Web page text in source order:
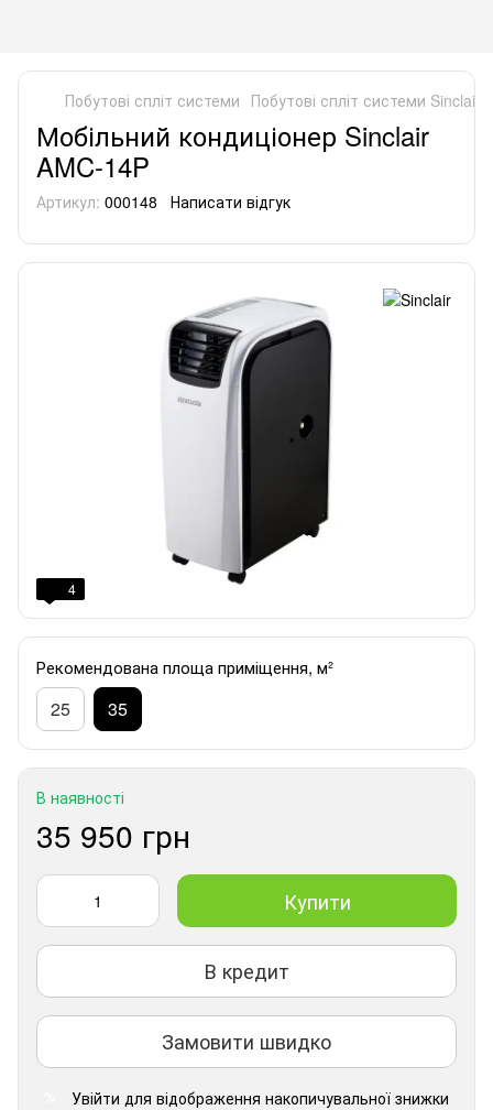
Побутові спліт системи Побутові спліт системи Sinclair
Мобільний кондиціонер Sinclair
AMC-14P
Артикул: 000148 Написати відгук
4
Рекомендована площа приміщення, м²
25 35
В наявності
35 950 грн
Купити
В кредит
Замовити швидко
Увійти для відображення накопичувальної знижки